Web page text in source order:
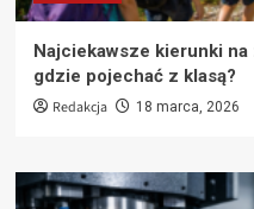
Najciekawsze kierunki
gdzie pojechać z klasą?
Redakcja 18 marca, 2026